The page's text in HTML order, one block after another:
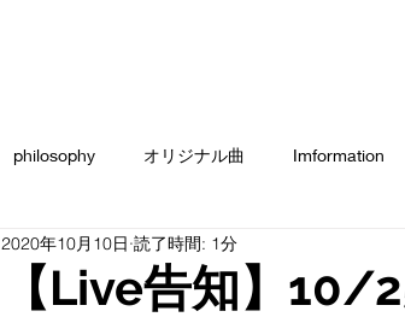
philosophy オリジナル曲 Imformation
【Live告知】
2020年10月10日 読了時間: 1分